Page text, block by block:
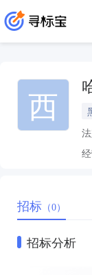
西
招标 （0）
招标分析